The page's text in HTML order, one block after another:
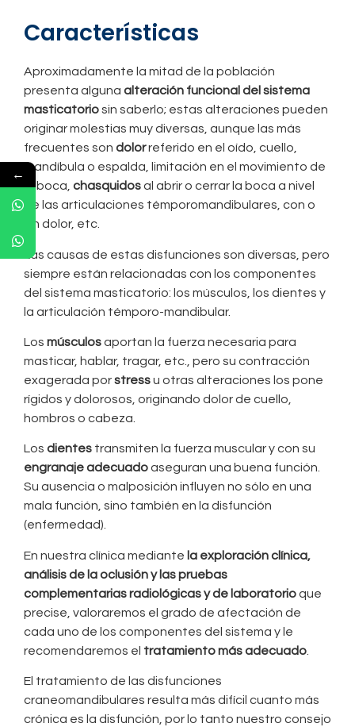
Características
Aproximadamente la mitad de la población
presenta alguna alteración funcional del sistema
masticatoriosin saberlo; estas alteraciones pueden
originar molestias muy diversas, aunque las más
frecuentes son dolorreferido en el oído, cuello,
mandíbula o espalda, limitación en el movimiento de
la boca, chasquidosal abrir o cerrar la boca a nivel
de las articulaciones témporomandibulares, con o
sin dolor, etc.
Las causas de estas disfunciones son diversas, pero
siempre están relacionadas con los componentes
del sistema masticatorio: los músculos, los dientes y
la articulación témporo-mandibular.
Los músculosaportan la fuerza necesaria para
masticar, hablar, tragar, etc., pero su contracción
exagerada porstressu otras alteraciones los pone
rígidos y dolorosos, originando dolor de cuello,
hombros o cabeza.
Los dientes transmiten la fuerza muscular y con su
engranaje adecuadoaseguran una buena función.
Su ausencia o malposición influyen no sólo en una
mala función, sino también en la disfunción
(enfermedad).
En nuestra clínica mediante la exploración clínica,
análisis de la oclusión y las pruebas
complementarias radiológicas y de laboratorioque
precise, valoraremos el grado de afectación de
cada uno de los componentes del sistema y le
recomendaremos el tratamiento más adecuado
El tratamiento de las disfunciones
craneomandibulares resulta más difícil cuanto más
crónica es la disfunción, por lo tanto nuestro consejo
←
Whatsapp Almería
Whatsapp El Ejido